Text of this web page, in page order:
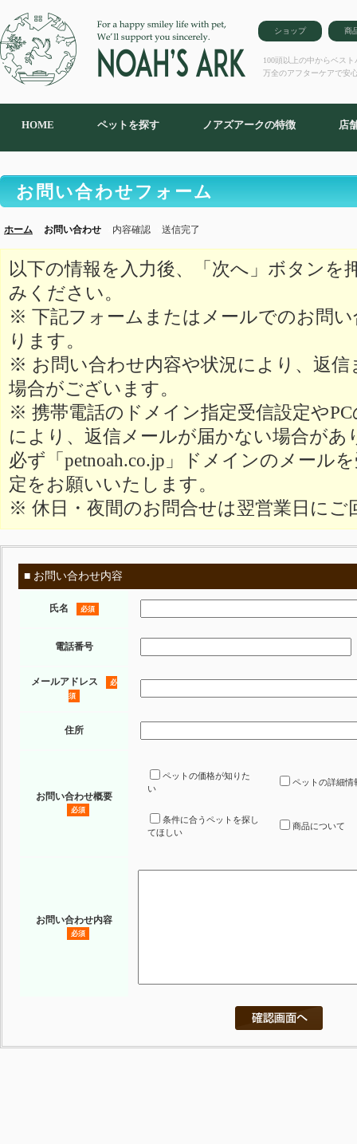
ショップ 商
100頭以上の中からベス
万全のアフターケアで安
HOME ペットを探す ノアズアークの特徴 店
お問い合わせフォーム
ホーム お問い合わせ 内容確認 送信完了
以下の情報を入力後、「次へ」ボタンを
みください。
※ 下記フォームまたはメールでのお問
ります。
※ お問い合わせ内容や状況により、返
場合がございます。
※ 携帯電話のドメイン指定受信設定や
により、返信メールが届かない場合があ
必ず「petnoah.co.jp」ドメインのメール
定をお願いいたします。
※ 休日・夜間のお問合せは翌営業日にご
■ お問い合わせ内容
氏名 必須
電話番号
メールアドレス
必
須
住所
お問い合わせ概要
必須
ペットの価格が知りた
い
ペットの詳細情
条件に合うペットを探し
てほしい
商品について
お問い合わせ内容
必須